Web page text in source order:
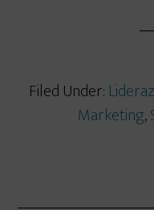
Filed Under:
Marketing,